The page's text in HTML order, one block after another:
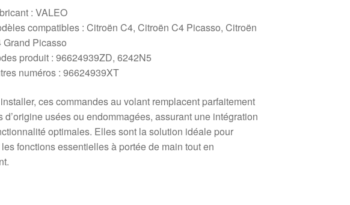
: VALEO
compatibles : Citroën C4, Citroën C4 Picasso, Citroën
Grand Picasso
produit : 96624939ZD, 6242N5
numéros : 96624939XT
ces commandes au volant remplacent parfaitement
d’origine usées ou endommagées, assurant une intégration
optimales. Elles sont la solution idéale pour
fonctions essentielles à portée de main tout en